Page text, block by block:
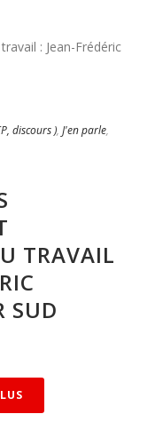
discours ), J'en parle,
TRAVAIL
SUD